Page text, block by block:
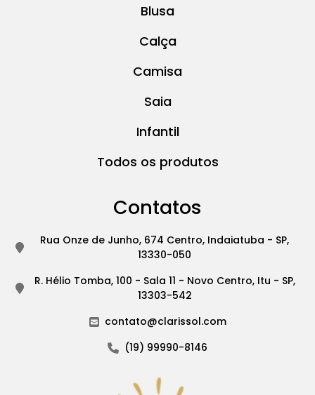
Blusa
Calça
Camisa
Saia
Infantil
Todos os produtos
Contatos
Rua Onze de Junho, 674 Centro, Indaiatuba - SP,
13330-050
R. Hélio Tomba, 100 - Sala 11 - Novo Centro, Itu - SP,
13303-542
contato@clarissol.com
(19) 99990-8146